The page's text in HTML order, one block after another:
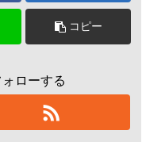
コピー
ローする